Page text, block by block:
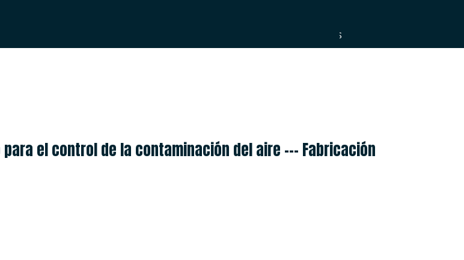
PORTUGUÊS
el control de la contaminación del aire --- Fabricación